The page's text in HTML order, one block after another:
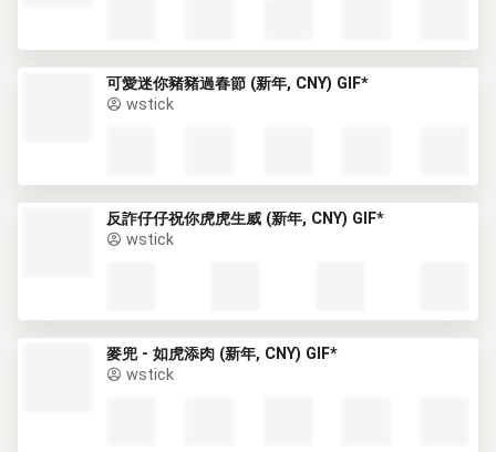
可愛迷你豬豬過春節 (新年, CNY) GIF*
wstick
反詐仔仔祝你虎虎生威 (新年, CNY) GIF*
wstick
麥兜 - 如虎添肉 (新年, CNY) GIF*
wstick